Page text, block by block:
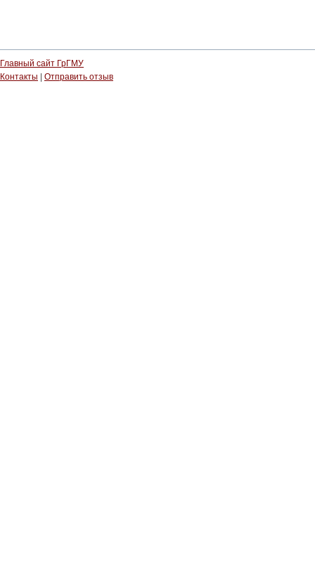
Главный сайт ГрГМУ
Контакты
Отправить отзыв